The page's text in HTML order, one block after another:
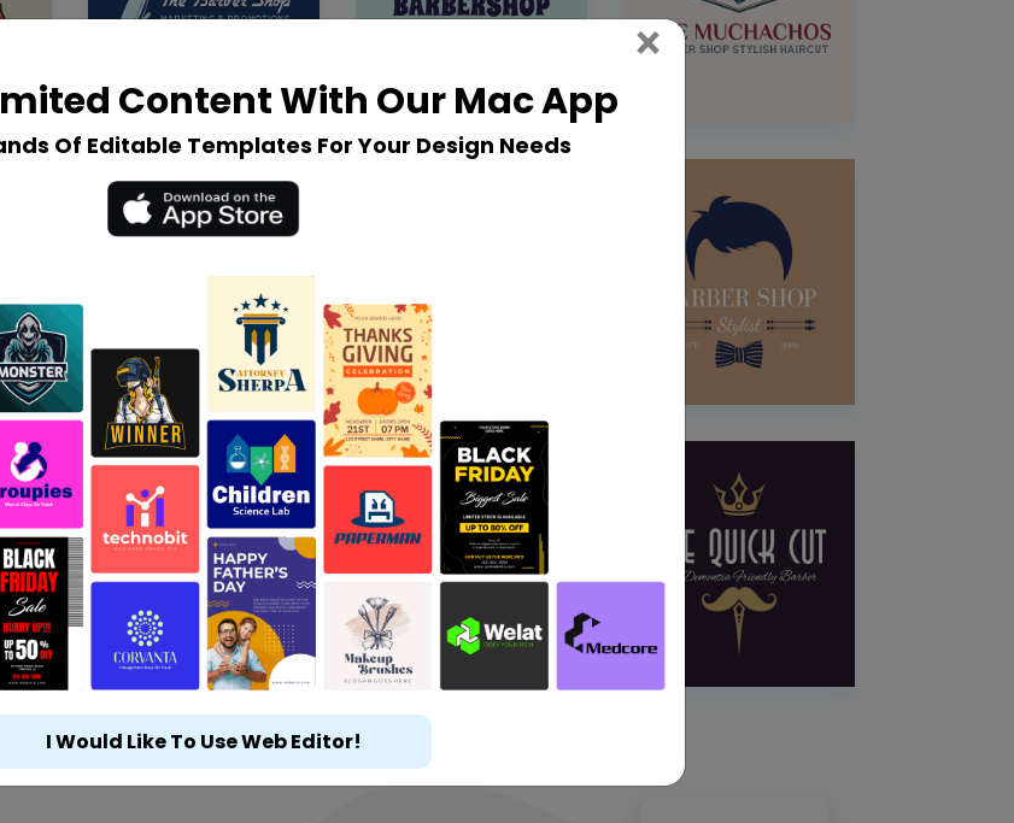
Content With Our Mac App
Of Editable Templates For Your Design Needs
× Close
I Would Like To Use Web Editor!